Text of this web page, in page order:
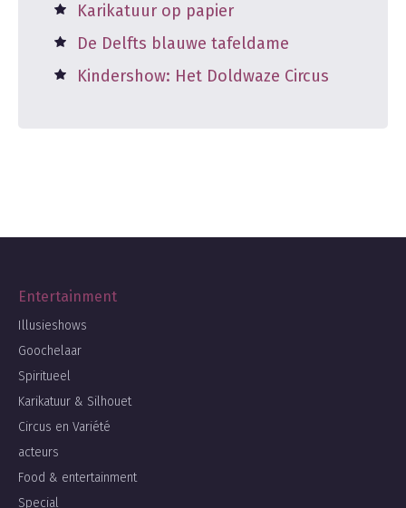
Karikatuur op papier
De Delfts blauwe tafeldame
Kindershow: Het Doldwaze Circus
Entertainment
Illusieshows
Goochelaar
Spiritueel
Karikatuur & Silhouet
Circus en Variété
acteurs
Food & entertainment
Special